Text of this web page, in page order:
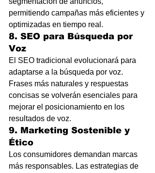
permitiendo campañas más eficientes y
optimizadas en tiempo real.
8. SEO para Búsqueda por
Voz
El SEO tradicional evolucionará para
adaptarse a la búsqueda por voz.
Frases más naturales y respuestas
concisas se volverán esenciales para
mejorar el posicionamiento en los
resultados de voz.
9. Marketing Sostenible y
Ético
Los consumidores demandan marcas
más responsables. Las estrategias de